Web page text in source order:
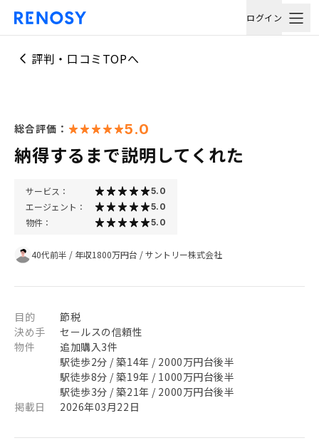
ログイン
評判・口コミTOPへ
総合評価： 5.0
納得するまで説明してくれた
サービス： 5.0
エージェント： 5.0
物件： 5.0
40代前半 / 年収1800万円台 /サントリー株式会社
目的
節税
決め手
セールスの信頼性
物件
追加購入3件
駅徒歩2分 / 築14年 / 2000万円台後半
駅徒歩8分 / 築19年 / 1000万円台後半
駅徒歩3分 / 築21年 / 2000万円台後半
掲載日
2026年03月22日